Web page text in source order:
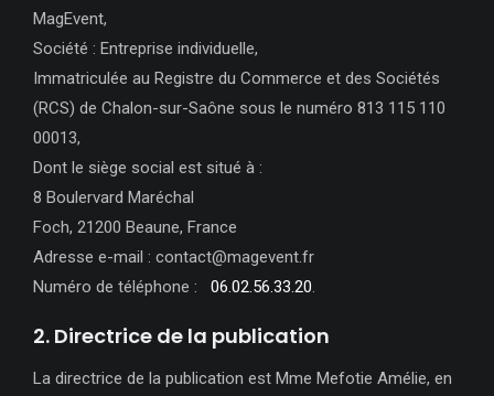
MagEvent,
Société : Entreprise individuelle,
Immatriculée au Registre du Commerce et des Sociétés
(RCS) de Chalon-sur-Saône sous le numéro 813 115 110
00013,
Dont le siège social est situé à :
8 Boulervard Maréchal
Foch, 21200 Beaune, France
Adresse e-mail : contact@magevent.fr
Numéro de téléphone :
06.02.56.33.20.
2. Directrice de la publication
La directrice de la publication est Mme Mefotie Amélie, en